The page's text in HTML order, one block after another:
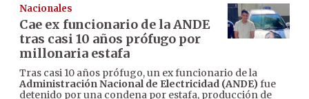
Nacionales
Cae ex funcionario de la ANDE
tras casi 10 años prófugo por
millonaria estafa
Tras casi 10 años prófugo, un ex funcionario de la
Administración Nacional de Electricidad (ANDE)fue
detenido por una condena por estafa, producción de